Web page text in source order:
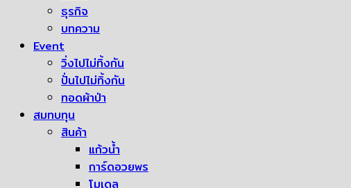
ธุรกิจ
บทความ
Event
วิ่งไปไม่ทิ้งกัน
ปั่นไปไม่ทิ้งกัน
ทอดผ้าป่า
สมทบทุน
สินค้า
แก้วน้ำ
การ์ดอวยพร
โมเดล